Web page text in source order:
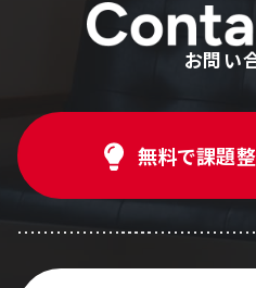
お問い
無料で課題